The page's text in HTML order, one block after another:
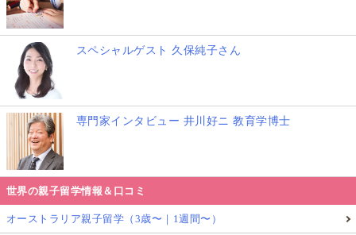
スペシャルゲスト 久保純子さん
専門家インタビュー 井川好ニ 教育学博士
世界の親子留学情報＆口コミ
オーストラリア親子留学（3歳〜｜1週間〜）